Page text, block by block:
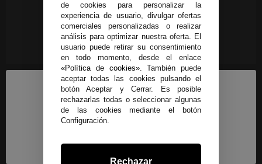
de cookies para personalizar la
experiencia de usuario, divulgar ofertas
comerciales personalizadas o realizar
análisis para optimizar nuestra oferta. El
usuario puede retirar su consentimiento
en todo momento, desde el enlace
«Política de cookies». También puede
aceptar todas las cookies pulsando el
botón Aceptar y Cerrar. Es posible
rechazarlas todas o seleccionar algunas
de las cookies mediante el botón
Configuración.
Rechazar